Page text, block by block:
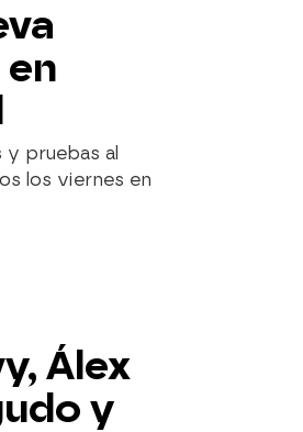
pruebas al
los viernes en
Álex
y